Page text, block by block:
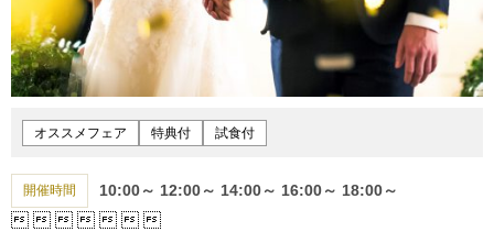
オススメフェア 特典付 試食付
開催時間 10:00～ 12:00～ 14:00～ 16:00～ 18:00～